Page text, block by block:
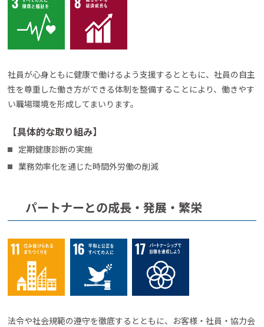
社員が心身ともに健康で働けるよう支援するとともに、社員の自主
性を尊重した働き方ができる体制を整備することにより、働きやす
い職場環境を形成してまいります。
【具体的な取り組み】
定期健康診断の実施
業務効率化を通じた時間外労働の削減
パートナーとの成⾧・発展・繁栄
法令や社会規範の遵守を徹底するとともに、お客様・社員・協力会